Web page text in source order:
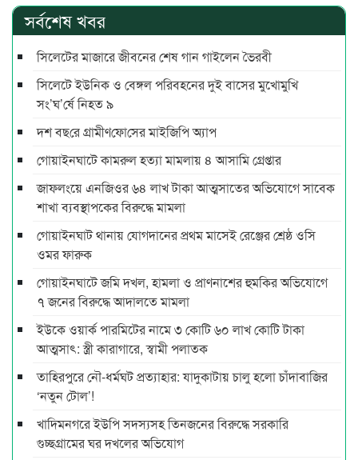
সর্বশেষ খবর
সিলেটের মাজারে জীবনের শেষ গান গাইলেন ভৈরবী
সিলেটে ইউনিক ও বেঙ্গল পরিবহনের দুই বাসের মুখোমুখি
সং’ঘ’র্ষে নিহত ৯
দশ বছ‌রে গ্রামীণ‌ফো‌সের মাইজিপি অ্যাপ
গোয়াইনঘাটে কামরুল হত্যা মামলায় ৪ আসামি গ্রেপ্তার
জাফলংয়ে এনজিওর ৬৪ লাখ টাকা আত্মসাতের অভিযোগে সাবেক
শাখা ব্যবস্থাপকের বিরুদ্ধে মামলা
গোয়াইনঘাট থানায় যোগদানের প্রথম মাসেই রেঞ্জের শ্রেষ্ঠ ওসি
ওমর ফারুক
গোয়াইনঘাটে জমি দখল, হামলা ও প্রাণনাশের হুমকির অভিযোগে
৭ জনের বিরুদ্ধে আদালতে মামলা
ইউকে ওয়ার্ক পারমিটের নামে ৩ কোটি ৬০ লাখ কোটি টাকা
আত্মসাৎ: স্ত্রী কারাগারে, স্বামী পলাতক
তাহিরপুরে নৌ-ধর্মঘট প্রত্যাহার: যাদুকাটায় চালু হলো চাঁদাবাজির
‘নতুন টোল’!
খাদিমনগরে ইউপি সদস্যসহ তিনজনের বিরুদ্ধে সরকারি
গুচ্ছগ্রামের ঘর দখলের অভিযোগ